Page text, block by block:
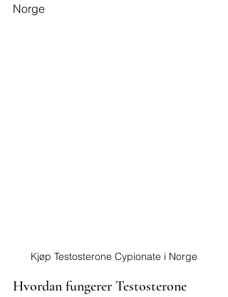
Norge
Kjøp Testosterone Cypionate i Norge
Hvordan fungerer Testosterone